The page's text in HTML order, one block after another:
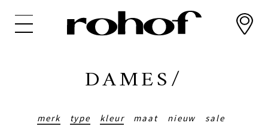
DAMES/
merk type kleur maat nieuw sale